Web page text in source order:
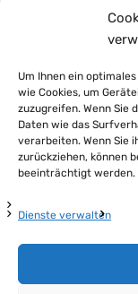
Um Ihnen ein
wie Cookies, um
zuzugreifen. Wenn Sie
Daten wie das
verarbeiten. Wenn Sie
zurückziehen, können
beeinträchtigt werden.
Dienste verwalten